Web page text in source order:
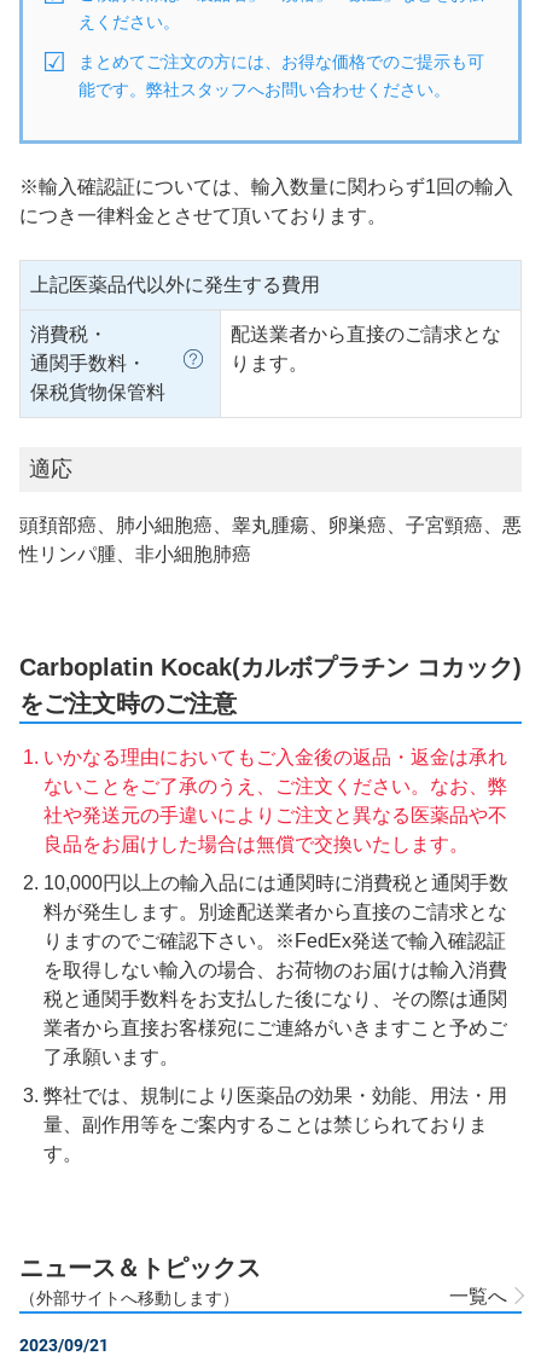
えください。
まとめてご注文の方には、お得な価格でのご提示も可
能です。弊社スタッフへお問い合わせください。
※輸入確認証については、輸入数量に関わらず1回の輸入
につき一律料金とさせて頂いております。
上記医薬品代以外に発生する費用
消費税・
通関手数料・
保税貨物保管料
配送業者から直接のご請求とな
ります。
適応
頭頚部癌、肺小細胞癌、睾丸腫瘍、卵巣癌、子宮頸癌、悪
性リンパ腫、非小細胞肺癌
Carboplatin Kocak(カルボプラチン コカック)
をご注文時のご注意
いかなる理由においてもご入金後の返品・返金は承れ
ないことをご了承のうえ、ご注文ください。なお、弊
社や発送元の手違いによりご注文と異なる医薬品や不
良品をお届けした場合は無償で交換いたします。
10,000円以上の輸入品には通関時に消費税と通関手数
料が発生します。別途配送業者から直接のご請求とな
りますのでご確認下さい。※FedEx発送で輸入確認証
を取得しない輸入の場合、お荷物のお届けは輸入消費
税と通関手数料をお支払した後になり、その際は通関
業者から直接お客様宛にご連絡がいきますこと予めご
了承願います。
弊社では、規制により医薬品の効果・効能、用法・用
量、副作用等をご案内することは禁じられておりま
す。
ニュース＆トピックス
（外部サイトへ移動します） 一覧へ
2023/09/21